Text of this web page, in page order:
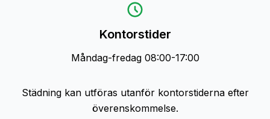
Kontorstider
Måndag-fredag 08:00-17:00
Städning kan utföras utanför kontorstiderna efter
överenskommelse.